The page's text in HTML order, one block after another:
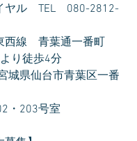
ヤル　TEL　080-2812-
線　青葉通一番町
り徒歩4分
城県仙台市青葉区一番
・203号室